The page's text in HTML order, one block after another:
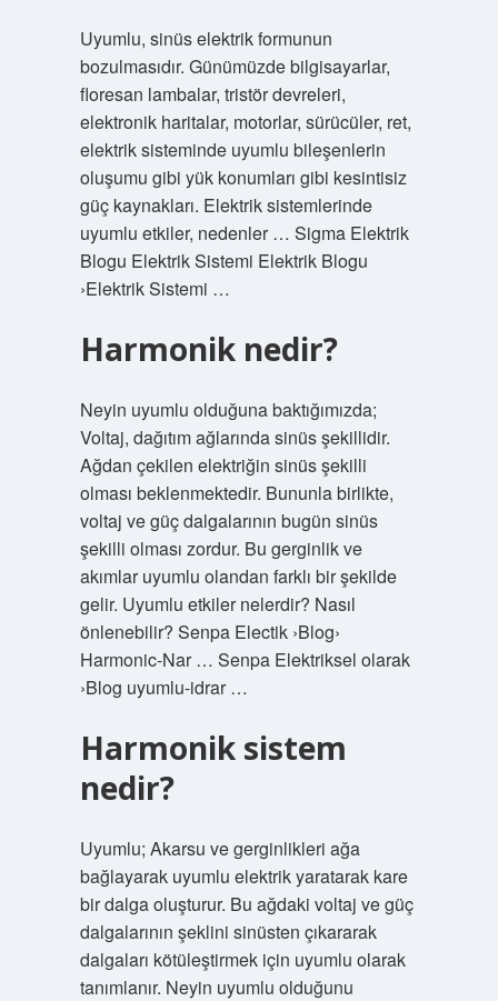
Uyumlu, sinüs elektrik formunun
bozulmasıdır. Günümüzde bilgisayarlar,
floresan lambalar, tristör devreleri,
elektronik haritalar, motorlar, sürücüler, ret,
elektrik sisteminde uyumlu bileşenlerin
oluşumu gibi yük konumları gibi kesintisiz
güç kaynakları. Elektrik sistemlerinde
uyumlu etkiler, nedenler … Sigma Elektrik
Blogu Elektrik Sistemi Elektrik Blogu
›Elektrik Sistemi …
Harmonik nedir?
Neyin uyumlu olduğuna baktığımızda;
Voltaj, dağıtım ağlarında sinüs şekillidir.
Ağdan çekilen elektriğin sinüs şekilli
olması beklenmektedir. Bununla birlikte,
voltaj ve güç dalgalarının bugün sinüs
şekilli olması zordur. Bu gerginlik ve
akımlar uyumlu olandan farklı bir şekilde
gelir. Uyumlu etkiler nelerdir? Nasıl
önlenebilir? Senpa Electik ›Blog›
Harmonic-Nar … Senpa Elektriksel olarak
›Blog uyumlu-idrar …
Harmonik sistem
nedir?
Uyumlu; Akarsu ve gerginlikleri ağa
bağlayarak uyumlu elektrik yaratarak kare
bir dalga oluşturur. Bu ağdaki voltaj ve güç
dalgalarının şeklini sinüsten çıkararak
dalgaları kötüleştirmek için uyumlu olarak
tanımlanır. Neyin uyumlu olduğunu